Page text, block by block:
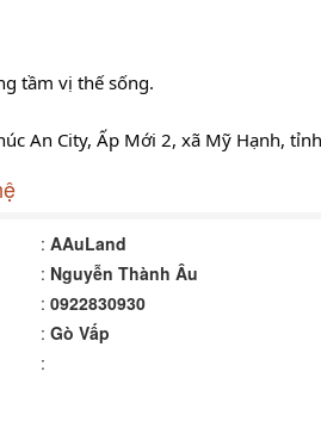
tầm vị thế sống.
An City, Ấp Mới 2, xã Mỹ Hạnh,
: AAuLand
: Nguyễn Thành Âu
: 0922830930
: Gò Vấp
: